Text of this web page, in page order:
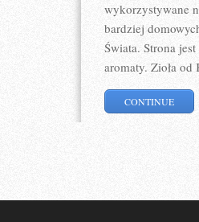
wykorzystywane
bardziej
Świata. Strona
aromaty. Zioła
CONTINUE